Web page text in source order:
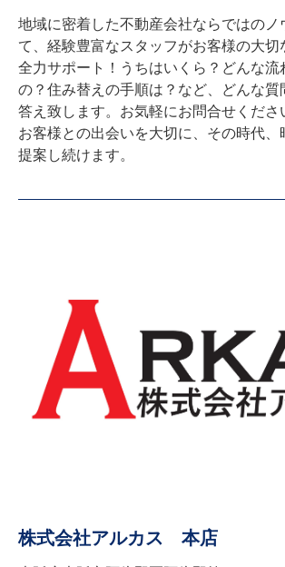
地域に密着した不動産会社ならではのノ
て、経験豊富なスタッフがお客様の大切
全力サポート！うちはいくら？どんな流
の？住み替えの手順は？など、どんな質
答え致します。お気軽にお問合せくださ
お客様との出会いを大切に、その時代、
提案し続けます。
株式会社アルカス 本店